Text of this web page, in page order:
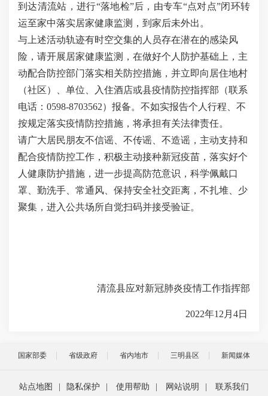
到达清流站，进行“落地检”后，由专车“点对点”闭环转
运至家中落实居家健康监测，到家后未外出。
与上述活动轨迹有时空交集的人员存在潜在的感染风
险，请开展居家健康监测，在做好个人防护基础上，主
动配合防控部门落实相关防控措施，并立即向居住地村
（社区）、单位、入住酒店或县疫情防控指挥部（联系
电话： 0598-8703562） 报备。不如实报告个人行程、不
按规定落实疫情防控措施，将承担有关法律责任。
请广大居民朋友不信谣、不传谣、不造谣，主动支持和
配合疫情防控工作，积极主动接种新冠疫苗，落实好个
人健康防护措施，进一步提高防范意识，科学佩戴口
罩、勤洗手、常通风、保持安全社交距离，不扎堆、少
聚集，进入公共场所自觉扫码并接受验证。
清流县应对新冠肺炎疫情工作指挥部
2022年12月4日
国家部委 省级政府 省内地市 三明县区 新闻媒体
站点地图 隐私保护 使用帮助 网站说明 联系我们